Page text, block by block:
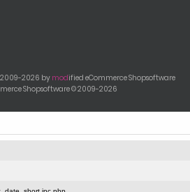
2026 by modified eCommerce Shopsoftware
Shopsoftware © 2009-2026